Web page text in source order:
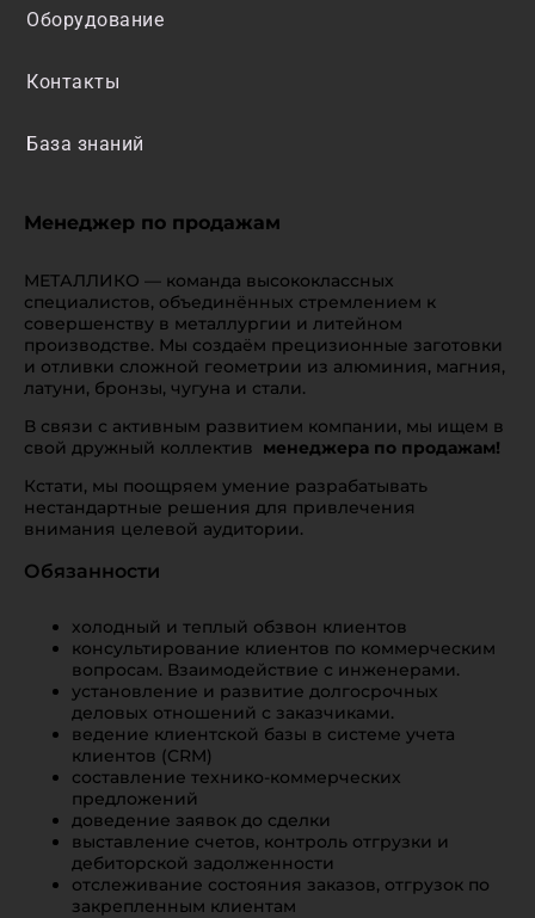
Оборудование
Контакты
База знаний
Менеджер по продажам
МЕТАЛЛИКО — команда высококлассных
специалистов, объединённых стремлением к
совершенству в металлургии и литейном
производстве. Мы создаём прецизионные заготовки
и отливки сложной геометрии из алюминия, магния,
латуни, бронзы, чугуна и стали.
В связи с активным развитием компании, мы ищем в
свой дружный коллектив менеджера по продажам!
Кстати, мы поощряем умение разрабатывать
нестандартные решения для привлечения
внимания целевой аудитории.
Обязанности
холодный и теплый обзвон клиентов
консультирование клиентов по коммерческим
вопросам. Взаимодействие с инженерами.
установление и развитие долгосрочных
деловых отношений с заказчиками.
ведение клиентской базы в системе учета
клиентов (CRM)
составление технико-коммерческих
предложений
доведение заявок до сделки
выставление счетов, контроль отгрузки и
дебиторской задолженности
отслеживание состояния заказов, отгрузок по
закрепленным клиентам